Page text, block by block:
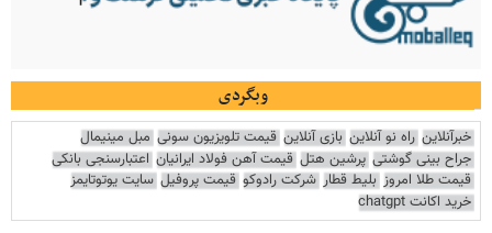
وبگردی
خبرآنلاین راه نو آنلاین بازی آنلاین قیمت تلویزیون سونی مبل مینیمال
جراح بینی گوشتی پرشین هتل قیمت آهن فولاد ایرانیان اعتبارسنجی بانکی
قیمت طلا امروز بلیط قطار شرکت رادوکو قیمت پروفیل سایت یوتوتایمز
خرید اکانت chatgpt